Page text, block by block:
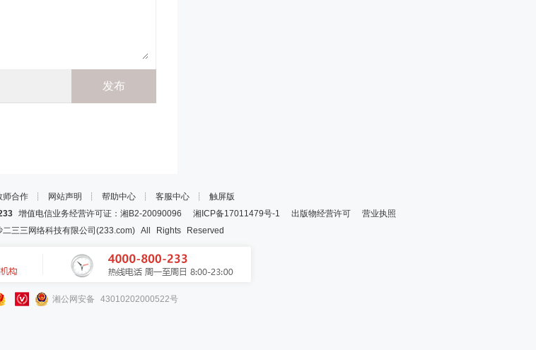
师合作 ┊ 网站声明 ┊ 帮助中心 ┊ 客服中心 ┊ 触屏版
增值电信业务经营许可证：湘B2-20090096 湘ICP备17011479号-1 出版物经营许可
营业执照
二三三网络科技有限公司(233.com) All Rights Reserved
湘公网安备 43010202000522号